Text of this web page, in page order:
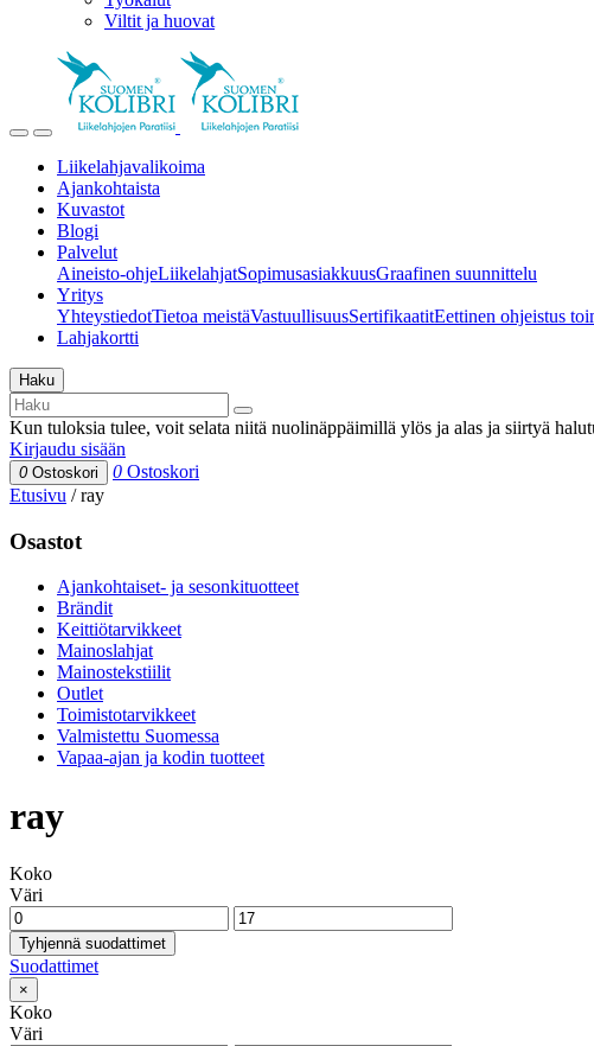
Viltit ja huovat
Liikelahjavalikoima
Ajankohtaista
Kuvastot
Blogi
Palvelut
Aineisto-ohjeLiikelahjatSopimusasiakkuusGraafinen suunnittelu
Yritys
YhteystiedotTietoa meistäVastuullisuusSertifikaatitEettinen ohjeistus
Lahjakortti
Haku
Kun tuloksia tulee, voit selata niitä nuolinäppäimillä ylös ja alas ja siirtyä
Kirjaudu sisään
0 Ostoskori 0 Ostoskori
Etusivu /ray
Osastot
Ajankohtaiset- ja sesonkituotteet
Brändit
Keittiötarvikkeet
Mainoslahjat
Mainostekstiilit
Outlet
Toimistotarvikkeet
Valmistettu Suomessa
Vapaa-ajan ja kodin tuotteet
ray
Koko
Väri
Tyhjennä suodattimet
Suodattimet
×
Koko
Väri